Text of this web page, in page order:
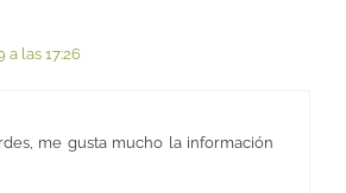
las 17:26
me gusta mucho la información